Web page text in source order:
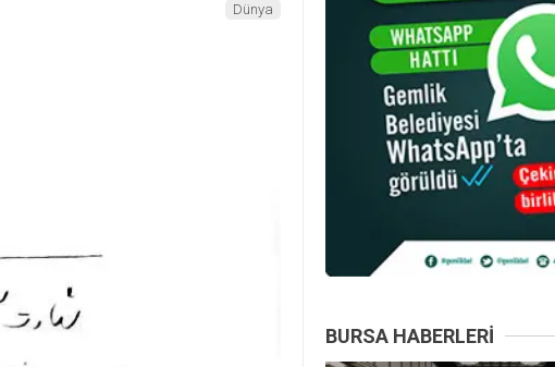
Dünya
BURSA HABERLERI